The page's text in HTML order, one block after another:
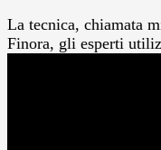
La tecnica, chiamata
Finora, gli esperti